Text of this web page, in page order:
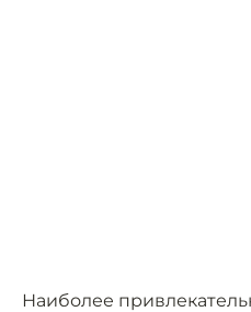
Наиболее